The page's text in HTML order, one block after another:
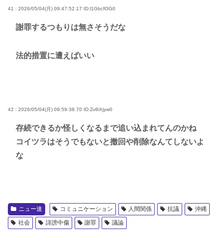
41 : 2026/05/04(月) 09:47:52.17 ID:l1GbcfOG0
謝罪するつもりは無さそうだな
法的措置に遭えばいい
42 : 2026/05/04(月) 09:59:38.70 ID:Zv8iXjyw0
存続できるか怪しくなるまで追い込まれてんのかね
コイツラはそうでもないと撤回や削除なんてしないよ
な
ニュー速 コミュニケーション 人間関係 抗議
沖縄
社会
誹謗中傷 謝罪 議論